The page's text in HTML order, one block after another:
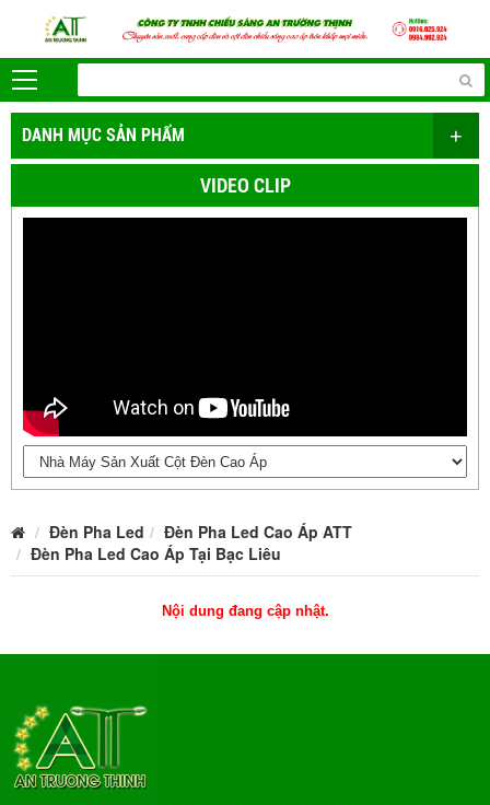
DANH MỤC SẢN PHẨM +
VIDEO CLIP
Đèn Pha Led
Đèn Pha Led Cao Áp ATT
Đèn Pha Led Cao Áp Tại Bạc Liêu
Nội dung đang cập nhật.